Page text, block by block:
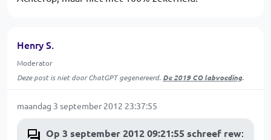
Henry S.
Moderator
Deze post is niet door ChatGPT gegenereerd. De 2019 CO labvoeding.
maandag 3 september 2012 23:37:55
Op 3 september 2012 09:21:55 schreef rew: